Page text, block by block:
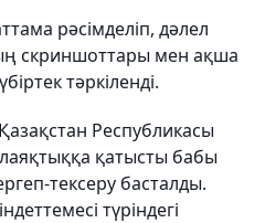
рәсімделіп, дәлел
скриншоттары мен ақша
тәркіленді.
Республикасы
қатысты бабы
тексеру басталды.
түріндегі